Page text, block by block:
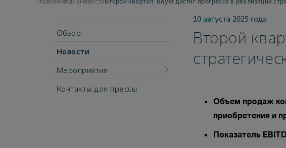
Обзор
Новости
Мероприятия
Контакты для прессы
10 августа 2025 года
Второй
Объем продаж
приобретения и
Показатель